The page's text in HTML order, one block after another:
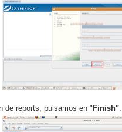
de reports, pulsamos en "Finish"